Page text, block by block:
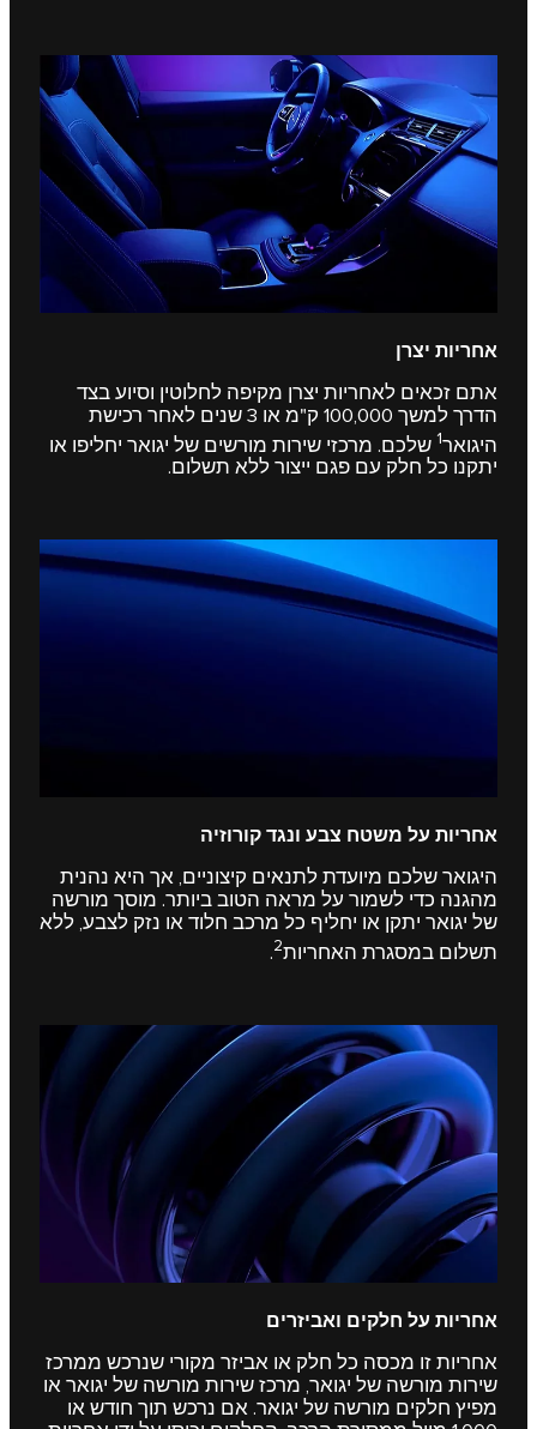
אחריות יצרן
אתם זכאים לאחריות יצרן מקיפה לחלוטין וסיוע בצד
הדרך למשך 100,000 ק"מ או 3 שנים לאחר רכישת
היגואר1 שלכם. מרכזי שירות מורשים של יגואר יחליפו או
יתקנו כל חלק עם פגם ייצור ללא תשלום.
אחריות על משטח צבע ונגד קורוזיה
היגואר שלכם מיועדת לתנאים קיצוניים, אך היא נהנית
מהגנה כדי לשמור על מראה הטוב ביותר. מוסך מורשה
של יגואר יתקן או יחליף כל מרכב חלוד או נזק לצבע, ללא
תשלום במסגרת האחריות2
.
אחריות על חלקים ואביזרים
אחריות זו מכסה כל חלק או אביזר מקורי שנרכש ממרכז
שירות מורשה של יגואר, מרכז שירות מורשה של יגואר או
מפיץ חלקים מורשה של יגואר. אם נרכש תוך חודש או